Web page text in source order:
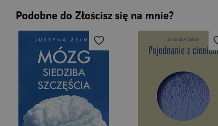
Podobne do Złościsz się na mnie?